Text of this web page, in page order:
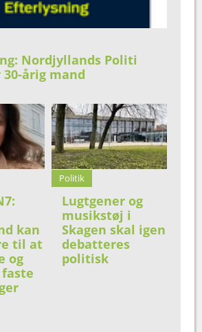
Nordjyllands Politi
årig mand
kan
til at
og
Politik
Lugtgener og
musikstøj i
Skagen skal igen
debatteres
politisk